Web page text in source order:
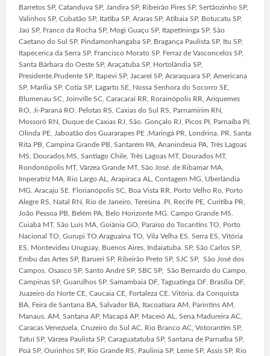
Barretos SP, Catanduva SP, Jandira SP, Ribeirão Pires SP, Sertãozinho SP,
Valinhos SP, Cubatão SP, Itatiba SP, Araras SP, Atibaia SP, Botucatu SP,
Jaú SP, Franco da Rocha SP, Mogi Guaçu SP, Itapetininga SP, São
Caetano do Sul SP. Pindamonhangaba SP, Bragança Paulista SP, Itu SP,
Itapecerica da Serra SP, Francisco Morato SP. Ferraz de Vasconcelos SP,
Santa Bárbara do Oeste SP, Araçatuba SP, Hortolândia SP,
Presidente.Prudente SP, Itapevi SP, Jacareí SP, Araraquara SP, Americana
SP, Marília SP, Cotia SP, Lagarto SE, Nossa Senhora do Socorro SE,
Blumenau SC, Joinville SC, Caracaraí RR, Rorainópolis RR, Ariquemes
RO, Ji-Paraná RO, Pelotas RS, Caxias do Sul RS, Parnamirim RN,
Mossoró RN, Duque de Caxias RJ, São. Gonçalo RJ, Picos PI, Parnaíba PI,
Olinda PE, Jaboatão dos Guararapes PE ,Maringá PR, Londrina. PR, Santa
Rita PB, Campina Grande PB, Santarém PA, Ananindeua PA, Três Lagoas
MS, Dourados.MS, Santiago Chile, Três Lagoas MT, Dourados MT,
Rondonópolis MT, Várzea Grande MT, São José. de Ribamar MA,
Imperatriz MA, Rio Largo AL, Arapiraca AL, Contagem MG, Uberlândia
MG. Aracaju SE. Florianópolis SC, Boa Vista RR, Porto Velho Ro, Porto
Alegre RS, Natal RN, Rio de Janeiro, Teresina .PI, Recife PE, Curitiba PR,
João Pessoa PB, Belém PA, Belo Horizonte MG. Campo Grande MS.
Cuiabá MT, São Luís MA, Goiânia GO, Paraíso do Tocantins TO, Porto
Nacional TO, Gurupi TO.Araguaína TO, Vila Velha ES, Serra ES, Vitória
ES, Montevideu Uruguay, Buenos Aires, Indaiatuba. SP, São Carlos SP,
Embu das Artes SP, Barueri SP, Ribeirão Preto SP, SJC SP, São José dos
Campos. Osasco SP, Santo André SP, SBC SP, São Bernardo do Campo,
Campinas SP, Guarulhos SP. Samambaia DF, Taguatinga DF, Brasília DF,
Juazeiro do Norte CE, Caucaia CE, Fortaleza CE. Vitória. da Conquista
BA, Feira de Santana BA, Salvador BA, Itacoatiara AM, Parintins AM,
Manaus. AM, Santana AP, Macapá AP, Maceió AL, Sena.Madureira AC,
Caracas Venezuela, Cruzeiro do Sul AC, Rio Branco AC, Votorantim SP,
Tatuí SP, Várzea Paulista SP, Caraguatatuba SP, Santana de Parnaíba SP,
Poá SP, Ourinhos SP, Rio Grande RS, Paulinia SP, Leme SP, Assis SP, Rio